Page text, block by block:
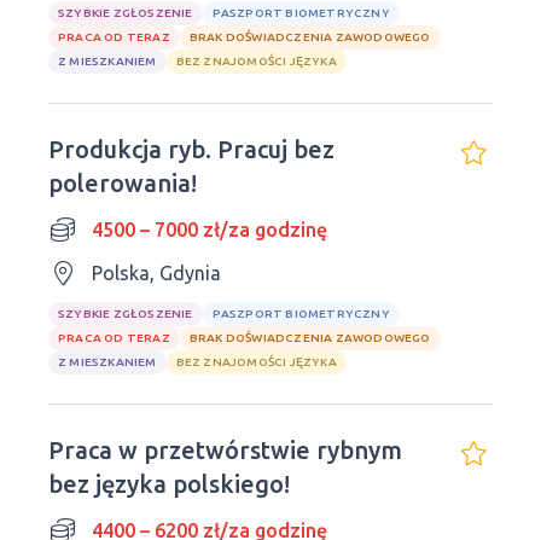
SZYBKIE ZGŁOSZENIE
PASZPORT BIOMETRYCZNY
PRACA OD TERAZ
BRAK DOŚWIADCZENIA ZAWODOWEGO
Z MIESZKANIEM
BEZ ZNAJOMOŚCI JĘZYKA
Produkcja ryb. Pracuj bez
polerowania!
4500 – 7000 zł/za godzinę
Polska, Gdynia
SZYBKIE ZGŁOSZENIE
PASZPORT BIOMETRYCZNY
PRACA OD TERAZ
BRAK DOŚWIADCZENIA ZAWODOWEGO
Z MIESZKANIEM
BEZ ZNAJOMOŚCI JĘZYKA
Praca w przetwórstwie rybnym
bez języka polskiego!
4400 – 6200 zł/za godzinę